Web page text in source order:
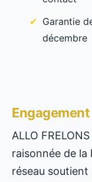
Garantie
décembre
ALLO
raisonnée de
réseau